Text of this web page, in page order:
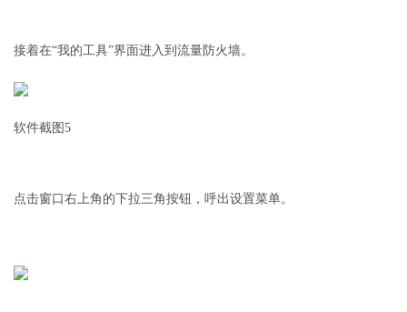
接着在“我的工具”界面进入到流量防火墙。
软件截图5
点击窗口右上角的下拉三角按钮，呼出设置菜单。